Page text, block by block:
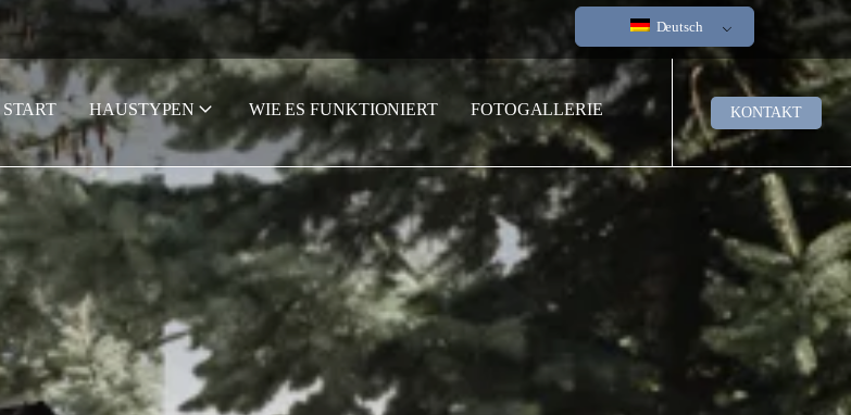
Deutsch
START
STRONA GŁÓWNA
HAUSTYPEN WIE ES FUNKTIONIERT FOTOGALLERIE KONTAKT